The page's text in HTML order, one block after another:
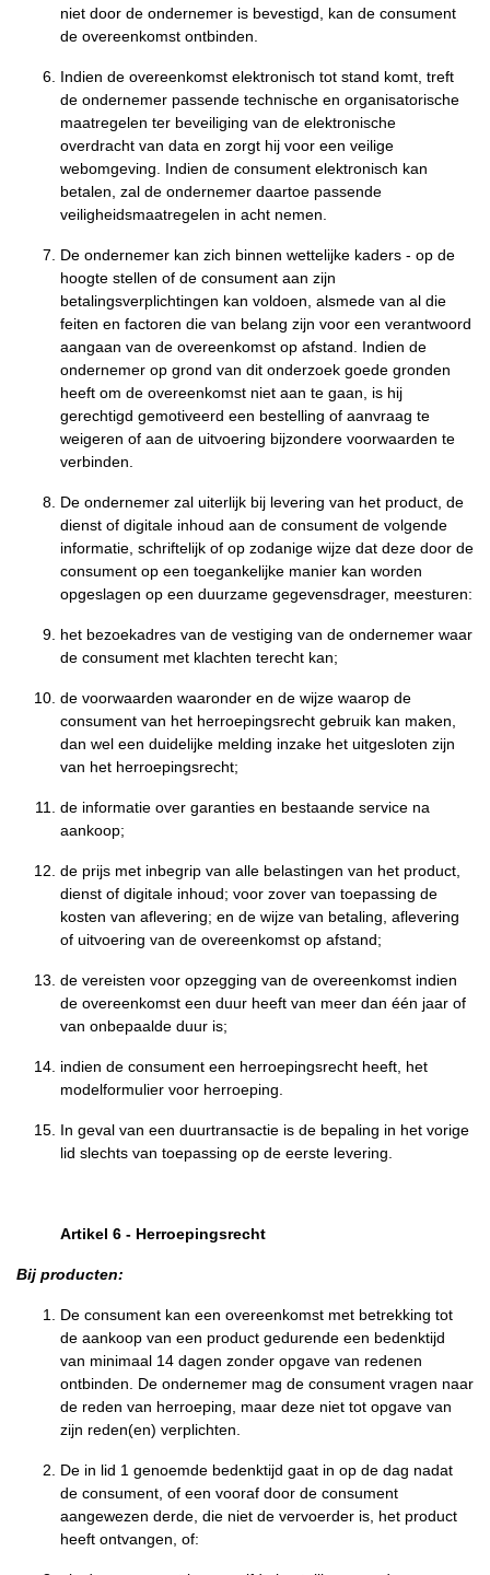
niet door de ondernemer is bevestigd, kan de consument
de overeenkomst ontbinden.
Indien de overeenkomst elektronisch tot stand komt, treft
de ondernemer passende technische en organisatorische
maatregelen ter beveiliging van de elektronische
overdracht van data en zorgt hij voor een veilige
webomgeving. Indien de consument elektronisch kan
betalen, zal de ondernemer daartoe passende
veiligheidsmaatregelen in acht nemen.
De ondernemer kan zich binnen wettelijke kaders - op de
hoogte stellen of de consument aan zijn
betalingsverplichtingen kan voldoen, alsmede van al die
feiten en factoren die van belang zijn voor een verantwoord
aangaan van de overeenkomst op afstand. Indien de
ondernemer op grond van dit onderzoek goede gronden
heeft om de overeenkomst niet aan te gaan, is hij
gerechtigd gemotiveerd een bestelling of aanvraag te
weigeren of aan de uitvoering bijzondere voorwaarden te
verbinden.
De ondernemer zal uiterlijk bij levering van het product, de
dienst of digitale inhoud aan de consument de volgende
informatie, schriftelijk of op zodanige wijze dat deze door de
consument op een toegankelijke manier kan worden
opgeslagen op een duurzame gegevensdrager, meesturen:
het bezoekadres van de vestiging van de ondernemer waar
de consument met klachten terecht kan;
de voorwaarden waaronder en de wijze waarop de
consument van het herroepingsrecht gebruik kan maken,
dan wel een duidelijke melding inzake het uitgesloten zijn
van het herroepingsrecht;
de informatie over garanties en bestaande service na
aankoop;
de prijs met inbegrip van alle belastingen van het product,
dienst of digitale inhoud; voor zover van toepassing de
kosten van aflevering; en de wijze van betaling, aflevering
of uitvoering van de overeenkomst op afstand;
de vereisten voor opzegging van de overeenkomst indien
de overeenkomst een duur heeft van meer dan één jaar of
van onbepaalde duur is;
indien de consument een herroepingsrecht heeft, het
modelformulier voor herroeping.
In geval van een duurtransactie is de bepaling in het vorige
lid slechts van toepassing op de eerste levering.
Artikel 6 - Herroepingsrecht
Bij producten:
De consument kan een overeenkomst met betrekking tot
de aankoop van een product gedurende een bedenktijd
van minimaal 14 dagen zonder opgave van redenen
ontbinden. De ondernemer mag de consument vragen naar
de reden van herroeping, maar deze niet tot opgave van
zijn reden(en) verplichten.
De in lid 1 genoemde bedenktijd gaat in op de dag nadat
de consument, of een vooraf door de consument
aangewezen derde, die niet de vervoerder is, het product
heeft ontvangen, of: